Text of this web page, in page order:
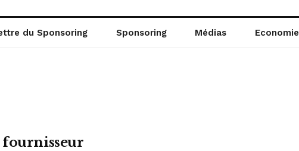
du Sponsoring Sponsoring Médias Economie
fournisseur